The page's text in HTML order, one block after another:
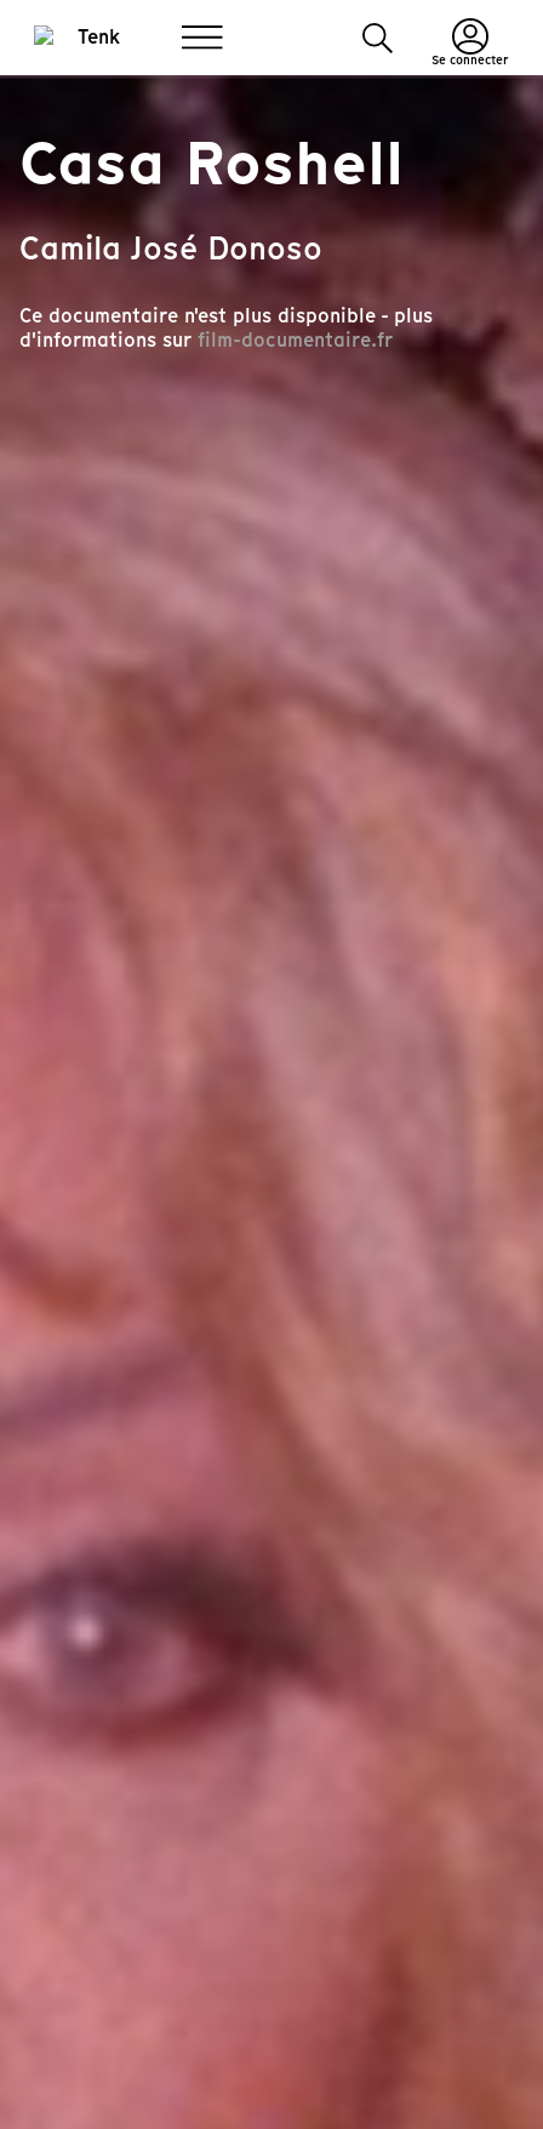
Se connecter
Casa Roshell
Camila José Donoso
Ce documentaire n'est plus disponible - plus
d'informations sur film-documentaire.fr